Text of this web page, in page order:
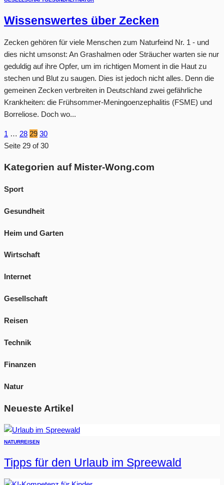
Wissenswertes über Zecken
Zecken gehören für viele Menschen zum Naturfeind Nr. 1 - und
dies nicht umsonst: An Grashalmen oder Sträucher warten sie nur
geduldig auf ihre Opfer, um im richtigen Moment in die Haut zu
stechen und Blut zu saugen. Dies ist jedoch nicht alles. Denn die
gemeinen Zecken verbreiten in Deutschland zwei gefährliche
Krankheiten: die Frühsommer-Meningoenzephalitis (FSME) und
Borreliose. Doch wo...
1 … 28 29 30
Seite 29 of 30
Kategorien auf Mister-Wong.com
Sport
Gesundheit
Heim und Garten
Wirtschaft
Internet
Gesellschaft
Reisen
Technik
Finanzen
Natur
Neueste Artikel
NATURREISEN
Tipps für den Urlaub im Spreewald